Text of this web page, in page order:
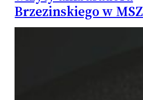
Brzezinskiego w MSZ